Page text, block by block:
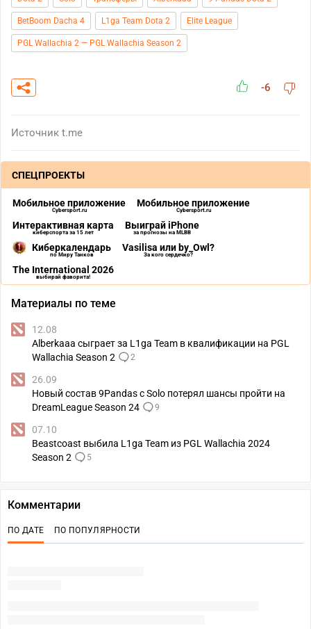
BetBoom Dacha 4 L1ga Team Dota 2 Elite League
PGL Wallachia 2 — PGL Wallachia Season 2
-6
Источник t.me
СПЕЦПРОЕКТЫ
Мобильное приложение
Cybersport.ru
Мобильное приложение
Cybersport.ru
Интерактивная карта
киберспорта за 15 лет
Выиграй iPhone
за прогнозы на MLBB
Киберкалендарь
по Миру Танков
Vasilisa или by_Owl?
За кого сердечко?
The International 2026
выбирай фаворита!
Материалы по теме
12.08
Alberkaaa сыграет за L1ga Team в квалификации на PGL
Wallachia Season 2
2
26.09
Новый состав 9Pandas с Solo потерял шансы пройти на
DreamLeague Season 24
9
07.10
Beastcoast выбила L1ga Team из PGL Wallachia 2024
Season 2
5
Комментарии
ПО ДАТЕ ПО ПОПУЛЯРНОСТИ